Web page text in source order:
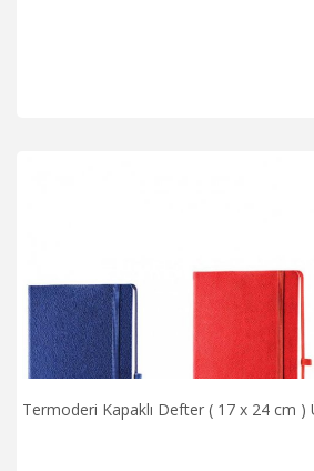
Termoderi Kapaklı Defter ( 17 x 24 cm )